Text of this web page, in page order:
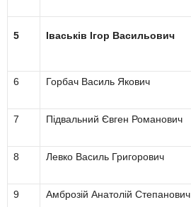
5 Іваськів Ігор Васильович
6 Горбач Василь Якович
7 Підвальний Євген Романович
8 Левко Василь Григорович
9 Амброзій Анатолій Степанович